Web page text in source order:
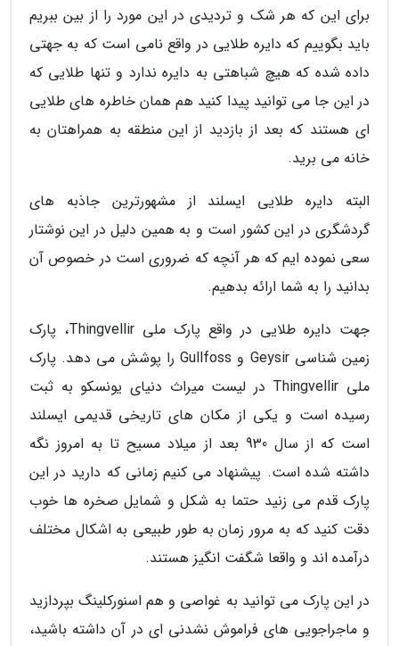
برای این که هر شک و تردیدی در این مورد را از بین ببریم
باید بگوییم که دایره طلایی در واقع نامی است که به جهتی
داده شده که هیچ شباهتی به دایره ندارد و تنها طلایی که
در این جا می توانید پیدا کنید هم همان خاطره های طلایی
ای هستند که بعد از بازدید از این منطقه به همراهتان به
خانه می برید.
البته دایره طلایی ایسلند از مشهورترین جاذبه های
گردشگری در این کشور است و به همین دلیل در این نوشتار
سعی نموده ایم که هر آنچه که ضروری است در خصوص آن
بدانید را به شما ارائه بدهیم.
جهت دایره طلایی در واقع پارک ملی Thingvellir، پارک
زمین شناسی Geysir و Gullfoss را پوشش می دهد. پارک
ملی Thingvellir در لیست میراث دنیای یونسکو به ثبت
رسیده است و یکی از مکان های تاریخی قدیمی ایسلند
است که از سال 930 بعد از میلاد مسیح تا به امروز نگه
داشته شده است. پیشنهاد می کنیم زمانی که دارید در این
پارک قدم می زنید حتما به شکل و شمایل صخره ها خوب
دقت کنید که به مرور زمان به طور طبیعی به اشکال مختلف
درآمده اند و واقعا شگفت انگیز هستند.
در این پارک می توانید به غواصی و هم اسنورکلینگ بپردازید
و ماجراجویی های فراموش نشدنی ای در آن داشته باشید،